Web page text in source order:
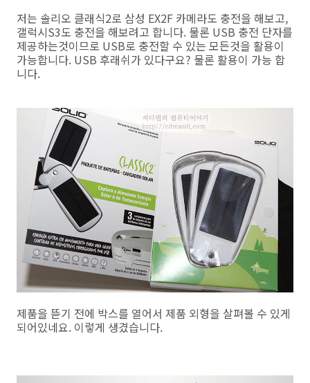
저는 솔리오 클래식2로 삼성 EX2F 카메라도 충전을 해보고,
갤럭시S3도 충전을 해보려고 합니다. 물론 USB 충전 단자를
제공하는것이므로 USB로 충전할 수 있는 모든것을 활용이
가능합니다. USB 후래쉬가 있다구요? 물론 활용이 가능 합
니다.
제품을 뜯기 전에 박스를 열어서 제품 외형을 살펴볼 수 있게
되어있네요. 이렇게 생겼습니다.